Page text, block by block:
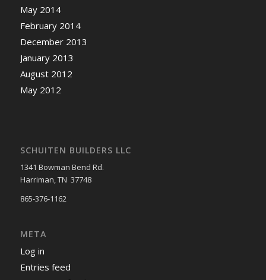
May 2014
February 2014
December 2013
January 2013
August 2012
May 2012
SCHUITEN BUILDERS LLC
1341 Bowman Bend Rd.
Harriman, TN 37748
865-376-1162
META
Log in
Entries feed